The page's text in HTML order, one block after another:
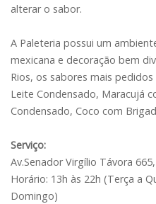
alterar o sabor.
A Paleteria possui um
mexicana e decoração bem
Rios, os sabores mais
Leite Condensado, Maracujá
Condensado, Coco com
Serviço:
Av.Senador Virgílio Távora
Horário: 13h às 22h (Terça a
Domingo)